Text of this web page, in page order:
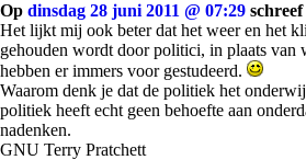
Op dinsdag 28 juni 2011 @ 07:29
Het lijkt mij ook beter dat het weer en het
gehouden wordt door politici, in plaats van
hebben er immers voor gestudeerd.
Waarom denk je dat de politiek het
politiek heeft echt geen behoefte aan
nadenken.
GNU Terry Pratchett